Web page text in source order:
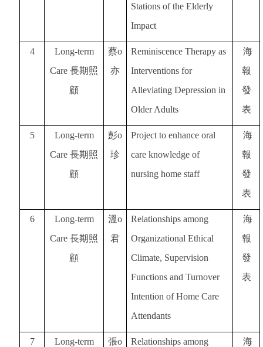
Stations of the Elderly
Impact
4
Long-term
Care 長期照
顧
蔡o
亦
Reminiscence Therapy as
Interventions for
Alleviating Depression in
Older Adults
海
報
發
表
5
Long-term
Care 長期照
顧
彭o
珍
Project to enhance oral
care knowledge of
nursing home staff
海
報
發
表
6
Long-term
Care 長期照
顧
溫o
君
Relationships among
Organizational Ethical
Climate, Supervision
Functions and Turnover
Intention of Home Care
Attendants
海
報
發
表
7
Long-term
張o
Relationships among
海